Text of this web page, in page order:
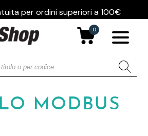
per ordini superiori a 100€
0
MODBUS